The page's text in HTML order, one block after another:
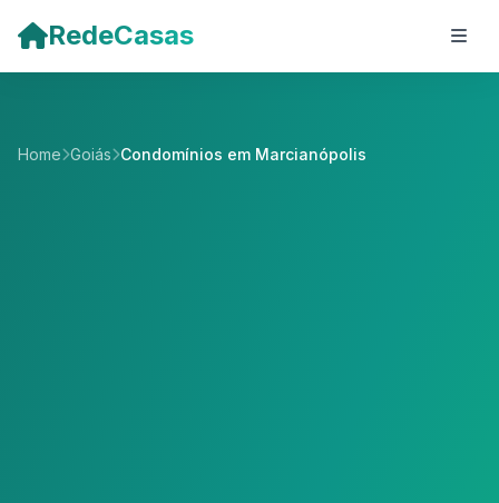
RedeCasas
Home Goiás Condomínios em Marcianópolis